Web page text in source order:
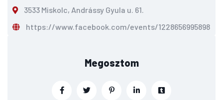
3533 Miskolc, Andrássy Gyula u. 61.
https://www.facebook.com/events/
Megosztom